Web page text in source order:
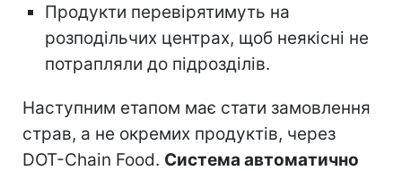
Продукти перевірятимуть на
розподільчих центрах, щоб неякісні не
потрапляли до підрозділів.
Наступним етапом має стати замовлення
страв, а не окремих продуктів, через
DOT-Chain Food. Система автоматично